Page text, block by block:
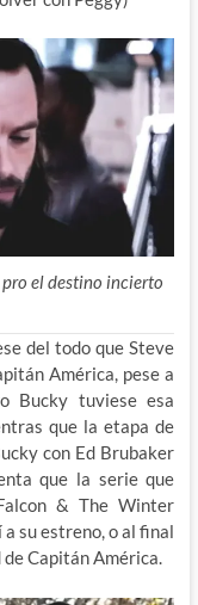
el destino incierto
del todo que Steve
América, pese a
Bucky tuviese esa
que la etapa de
con Ed Brubaker
que la serie que
& The Winter
su estreno, o al final
Capitán América.